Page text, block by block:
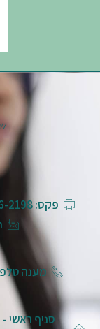
פקס: 04-836-2198
מענה טלפוני